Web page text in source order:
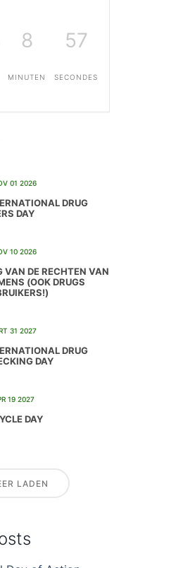
8
MINUTEN
57
SECONDES
01 2026
DRUG
DAY
10 2026
VAN DE RECHTEN VAN
(OOK DRUGS
31 2027
DRUG
DAY
19 2027
DAY
LADEN